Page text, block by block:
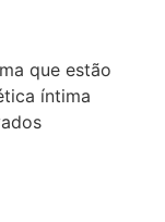
que estão
íntima